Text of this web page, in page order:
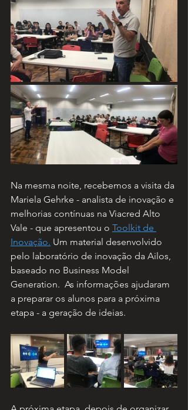
Na mesma noite, recebemos a visita da
Mariela Gehrke - analista de inovação e
melhorias contínuas na Viacred Alto
Vale - que apresentou o Toolkit de
Inovação. Um material desenvolvido
pelo laboratório de inovação da Ailos,
baseado no Business Model
Generation.  As informações ajudaram
a preparar os alunos para a próxima
etapa - a geração de ideias.